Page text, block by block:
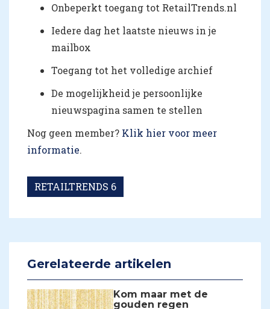
Onbeperkt toegang tot RetailTrends.nl
Iedere dag het laatste nieuws in je
mailbox
Toegang tot het volledige archief
De mogelijkheid je persoonlijke
nieuwspagina samen te stellen
Nog geen member? Klik hier voor meer
informatie.
RETAILTRENDS 6
Gerelateerde artikelen
Kom maar met de
gouden regen